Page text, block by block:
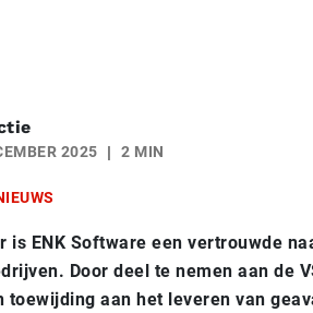
2025 2 MIN
is ENK Software een vertrouwde
Door deel te nemen aan de
toewijding aan het leveren van